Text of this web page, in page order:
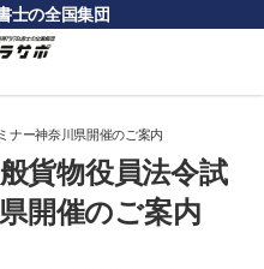
士の全国集団
ナー神奈川県開催のご案内
貨物役員法令試
開催のご案内